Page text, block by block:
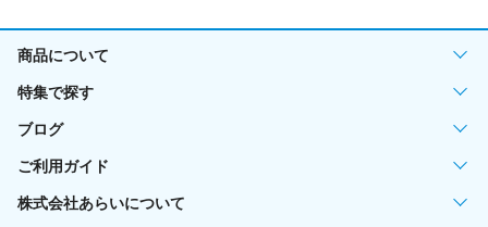
商品について
特集で探す
ブログ
ご利用ガイド
株式会社あらいについて